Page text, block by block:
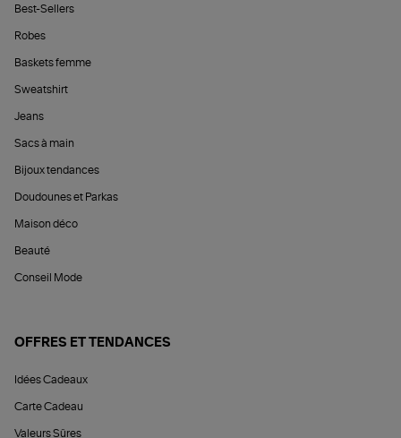
Best-Sellers
Robes
Baskets femme
Sweatshirt
Jeans
Sacs à main
Bijoux tendances
Doudounes et Parkas
Maison déco
Beauté
Conseil Mode
OFFRES ET TENDANCES
Idées Cadeaux
Carte Cadeau
Valeurs Sûres